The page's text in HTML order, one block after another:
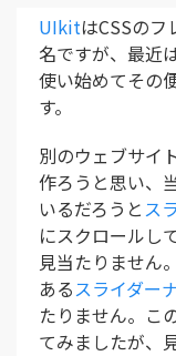
UIkitはCSSの
名ですが、最近
使い始めてその
す。
別のウェブサイ
作ろうと思い、
いるだろうとス
にスクロールし
見当たりません
あるスライダー
たりません。こ
てみましたが、